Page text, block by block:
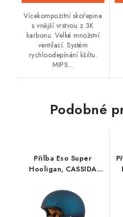
Vícekompozitní skořepina
s vnější vrstvou z 3K
karbonu. Velké množství
ventilací. Systém
rychloodepínání kšiltu.
MIPS...
Podobné
Přilba Eso Super
Hooligan, CASSIDA
matná/metalická
modrá) 2026